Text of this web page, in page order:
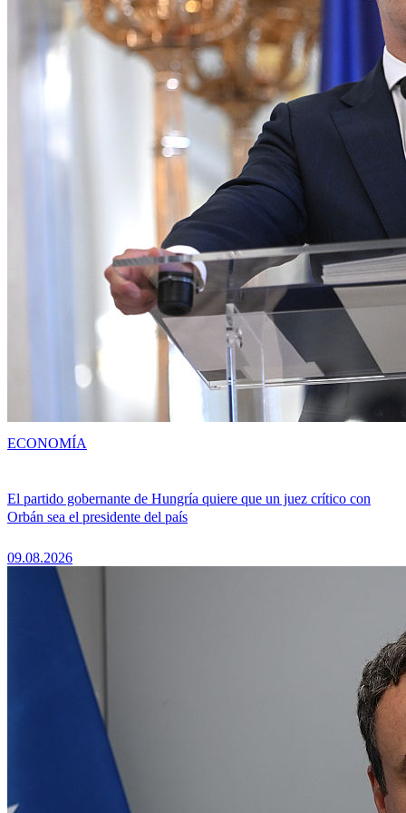
El partido gobernante de Hungría quiere que un juez crítico con
Orbán sea el presidente del país
09.08.2026
ECONOMÍA